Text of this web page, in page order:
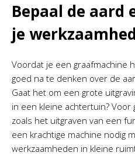
Bepaal de aard
je
Voordat je een graafmachine
goed na te denken over de
Gaat het om een grote
in een kleine achtertuin?
zoals het uitgraven van een
een krachtige machine nodig
werkzaamheden in kleine